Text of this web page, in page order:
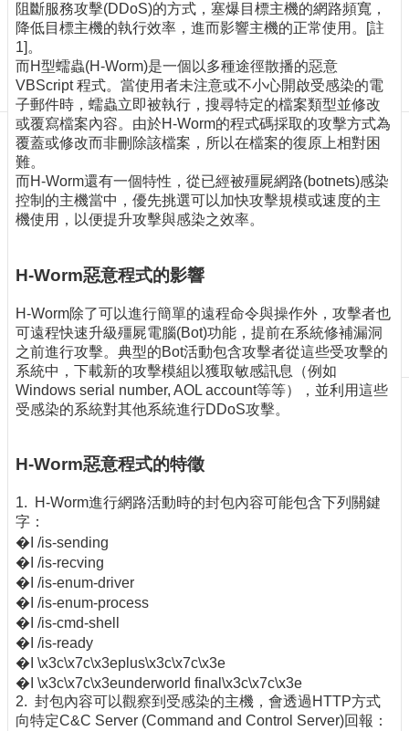
導
覽
最
新
消
息
關
於
我
們
版
物
校
務
服
務
報
技
術
論
壇
產
業
專
欄
阻斷服務攻擊(DDoS)的方式，塞爆目標主機的網路頻寬，
降低目標主機的執行效率，進而影響主機的正常使用。[註
1]。
而H型蠕蟲(H-Worm)是一個以多種途徑散播的惡意
VBScript 程式。當使用者未注意或不小心開啟受感染的電
子郵件時，蠕蟲立即被執行，搜尋特定的檔案類型並修改
或覆寫檔案內容。由於H-Worm的程式碼採取的攻擊方式為
覆蓋或修改而非刪除該檔案，所以在檔案的復原上相對困
難。
而H-Worm還有一個特性，從已經被殭屍網路(botnets)感染
控制的主機當中，優先挑選可以加快攻擊規模或速度的主
機使用，以便提升攻擊與感染之效率。
H-Worm惡意程式的影響
H-Worm除了可以進行簡單的遠程命令與操作外，攻擊者也
可遠程快速升級殭屍電腦(Bot)功能，提前在系統修補漏洞
之前進行攻擊。典型的Bot活動包含攻擊者從這些受攻擊的
系統中，下載新的攻擊模組以獲取敏感訊息（例如
Windows serial number, AOL account等等），並利用這些
受感染的系統對其他系統進行DDoS攻擊。
H-Worm惡意程式的特徵
1. H-Worm進行網路活動時的封包內容可能包含下列關鍵
字：
�I /is-sending
�I /is-recving
�I /is-enum-driver
�I /is-enum-process
�I /is-cmd-shell
�I /is-ready
�I \x3c\x7c\x3eplus\x3c\x7c\x3e
�I \x3c\x7c\x3eunderworld final\x3c\x7c\x3e
2. 封包內容可以觀察到受感染的主機，會透過HTTP方式
向特定C&C Server (Command and Control Server)回報：